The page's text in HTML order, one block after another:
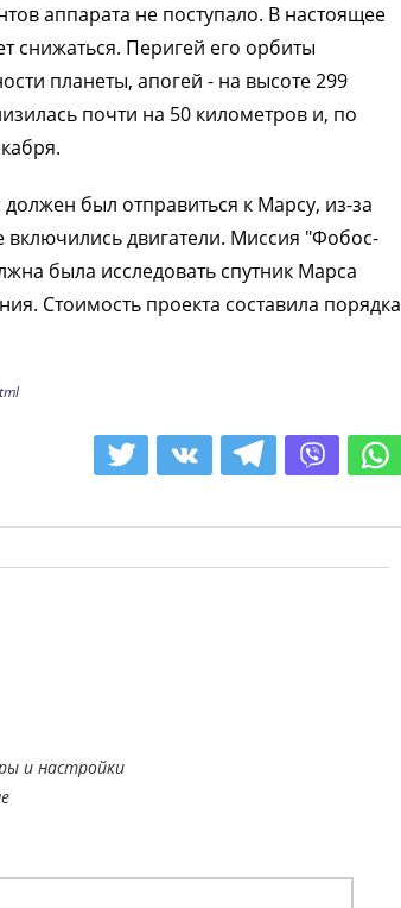
аппарата не поступало. В настоящее
снижаться. Перигей его орбиты
планеты, апогей - на высоте 299
почти на 50 километров и, по
был отправиться к Марсу, из-за
включились двигатели. Миссия "Фобос-
была исследовать спутник Марса
Стоимость проекта составила порядка
и настройки